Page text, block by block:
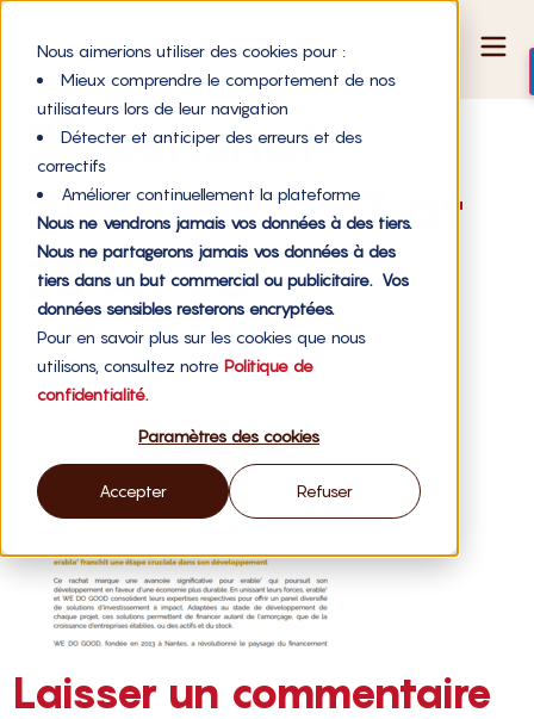
Nous aimerions utiliser des cookies pour :
Mieux comprendre le comportement de nos
utilisateurs lors de leur navigation
Détecter et anticiper des erreurs et des
correctifs
Améliorer continuellement la plateforme
Nous ne vendrons jamais vos données à des tiers.
Nous ne partagerons jamais vos données à des
tiers dans un but commercial ou publicitaire. Vos
données sensibles resterons encryptées.
Pour en savoir plus sur les cookies que nous
utilisons, consultez notre Politique de
confidentialité.
Paramètres des cookies
Accepter Refuser
Screenshot
2025-06-27 at
15.41.13
Laisser un commentaire